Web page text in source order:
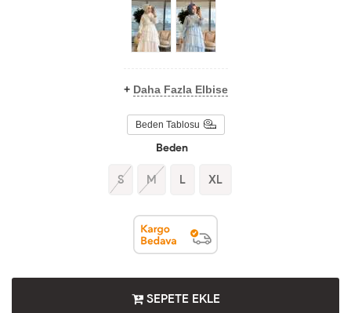
+ Daha Fazla Elbise
Beden Tablosu
Beden
S M L XL
SEPETE EKLE